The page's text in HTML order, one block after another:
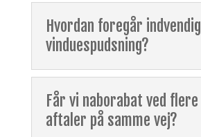
Hvordan foregår indvendig
vinduespudsning?
Får vi naborabat ved flere
aftaler på samme vej?